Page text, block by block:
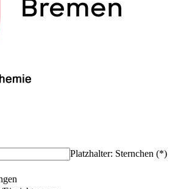
Platzhalter: Sternchen (*)